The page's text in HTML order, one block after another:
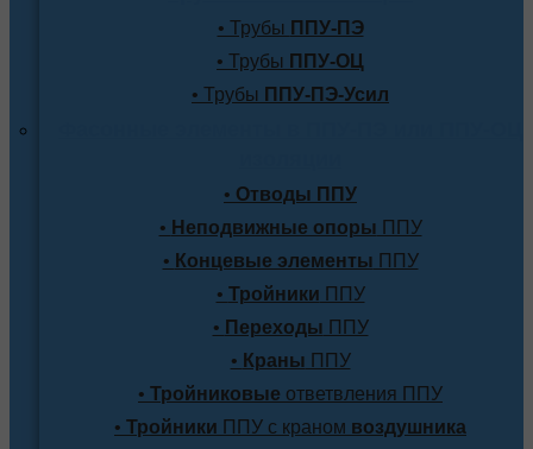
• Трубы ППУ-ПЭ
• Трубы ППУ-ОЦ
• Трубы ППУ-ПЭ-Усил
• Отводы ППУ
• Неподвижные опоры ППУ
• Концевые элементы ППУ
• Тройники ППУ
• Переходы ППУ
• Краны ППУ
• Тройниковые ответвления ППУ
• Тройники ППУ с краном воздушника